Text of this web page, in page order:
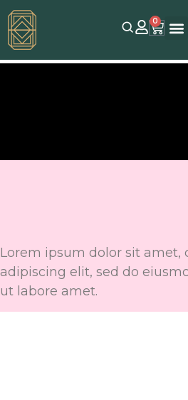
0
Lorem ipsum dolor sit amet,
adipiscing elit, sed do
ut labore amet.